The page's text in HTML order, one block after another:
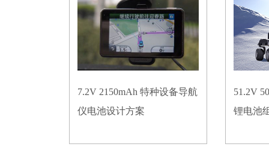
7.2V 2150mAh 特种设备导航
仪电池设计方案
51.2V
锂电池